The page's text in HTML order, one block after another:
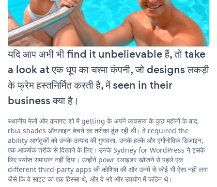
यदि आप अभी भी find it unbelievable हैं, तो take
a look at एक धूप का चश्मा कंपनी, जो designs लकड़ी
के फ्रेम हस्तनिर्मित करती है, में seen in their
business क्या है।
स्थानीय मेलों और क्राफ्ट शो में getting के अपने व्यवसाय के कुछ महीनों के बाद,
rbia shades ऑनलाइन बेचने का तरीका ढूंढ रही थी। वे required the
ability आगंतुकों को उनके उत्पाद की गुणवत्ता, उनके हल्के और एर्गोनोमिक डिज़ाइन,
एक आकर्षक तरीके से दिखाने के लिए। उनके Sydney for WordPress ने इसके
लिए पर्याप्त समाधान नहीं दिया। उन्होंने powr स्लाइडर खोजने से पहले एक
different third-party apps की कोशिश की और उनमें से कोई भी ऐसा नहीं लगा
जैसे कि वे साइट का एक हिस्सा थे, और वे भद्दे और उपयोग में कठिन थे।